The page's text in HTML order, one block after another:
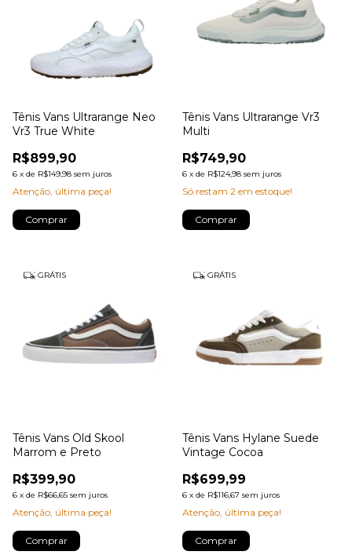
Tênis Vans Ultrarange Neo
Vr3 True White
R$899,90
6 x de R$149,98 sem juros
Atenção, última peça!
Comprar
Tênis Vans Ultrarange Vr3
Multi
R$749,90
6 x de R$124,98 sem juros
Só restam 2 em estoque!
Comprar
GRÁTIS
Tênis Vans Old Skool
Marrom e Preto
R$399,90
6 x de R$66,65 sem juros
Atenção, última peça!
Comprar
GRÁTIS
Tênis Vans Hylane Suede
Vintage Cocoa
R$699,99
6 x de R$116,67 sem juros
Atenção, última peça!
Comprar